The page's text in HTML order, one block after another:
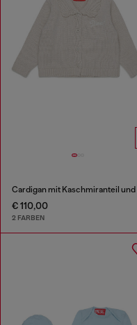
€ 110,00
2 FARBEN